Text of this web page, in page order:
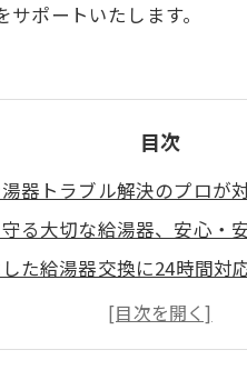
ポートいたします。
目次
器トラブル解決のプロが
る大切な給湯器、安心・
た給湯器交換に24時間対
工事の手順や費用など、詳
で快適なお風呂タイムを